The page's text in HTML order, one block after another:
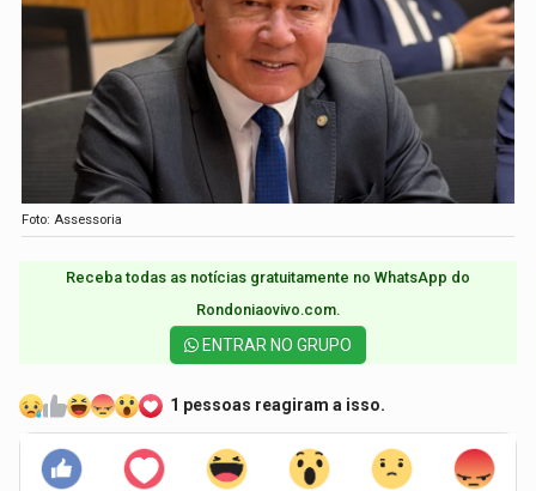
Foto: Assessoria
Receba todas as notícias gratuitamente no WhatsApp do
Rondoniaovivo.com.​
ENTRAR NO GRUPO
1 pessoas reagiram a isso.